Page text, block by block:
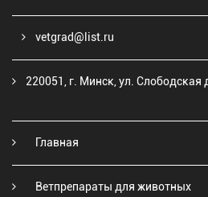
vetgrad@list.ru
220051, г. Минск, ул. Слободская
Главная
Ветпрепараты для животных